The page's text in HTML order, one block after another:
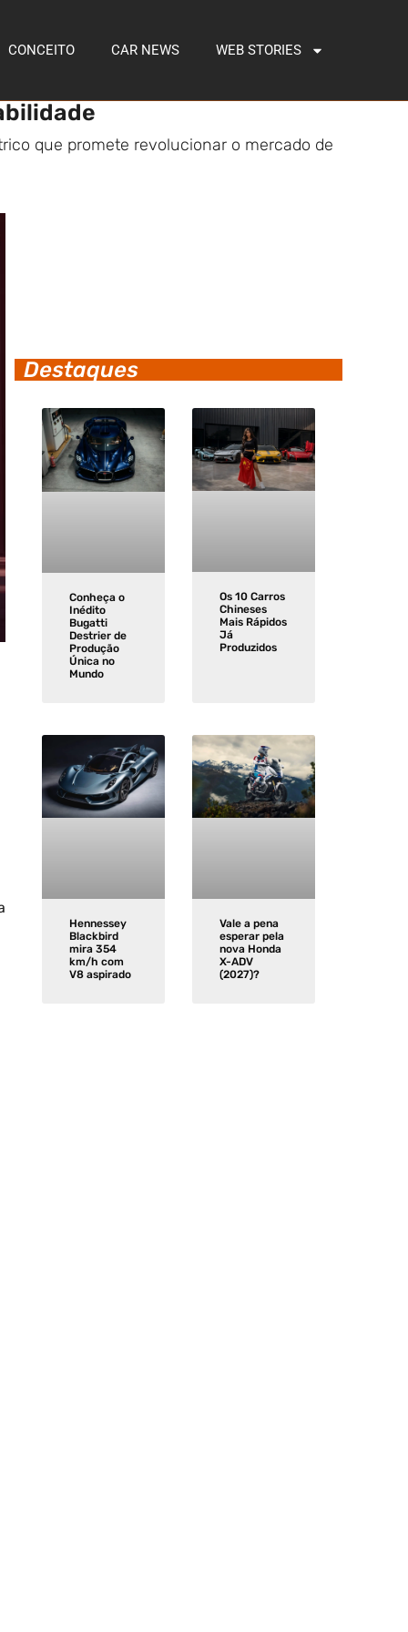
CONCEITO CAR NEWS WEB STORIES
que promete revolucionar o mercado de
Destaques
Conheça o
Inédito
Bugatti
Destrier de
Produção
Única no
Mundo
Os 10 Carros
Chineses
Mais Rápidos
Já
Produzidos
Hennessey
Blackbird
mira 354
km/h com
V8 aspirado
Vale a pena
esperar pela
nova Honda
X-ADV
(2027)?